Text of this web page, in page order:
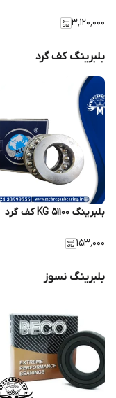
۳٬۱۲۰٬۰۰۰
بلبرینگ کف گرد
بلبرینگ KG 51100 کف گرد
۱۵۳٬۰۰۰
بلبرینگ نسوز